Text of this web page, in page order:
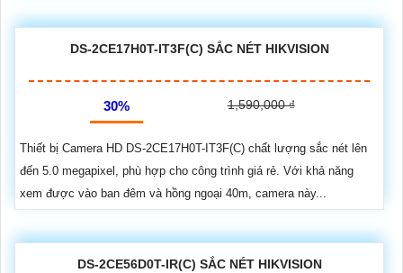
DS-2CE17H0T-IT3F(C) SẮC NÉT HIKVISION
30% 1,590,000 ₫
Thiết bị Camera HD DS-2CE17H0T-IT3F(C) chất lượng sắc nét lên
đến 5.0 megapixel, phù hợp cho công trình giá rẻ. Với khả năng
xem được vào ban đêm và hồng ngoại 40m, camera này...
DS-2CE56D0T-IR(C) SẮC NÉT HIKVISION